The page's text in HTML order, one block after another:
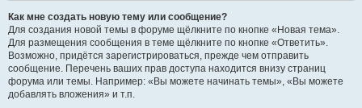
Как мне создать новую тему или сообщение?
Для создания новой темы в форуме щёлкните по кнопке «Новая тема».
Для размещения сообщения в теме щёлкните по кнопке «Ответить».
Возможно, придётся зарегистрироваться, прежде чем отправить
сообщение. Перечень ваших прав доступа находится внизу страниц
форума или темы. Например: «Вы можете начинать темы», «Вы можете
добавлять вложения» и т.п.